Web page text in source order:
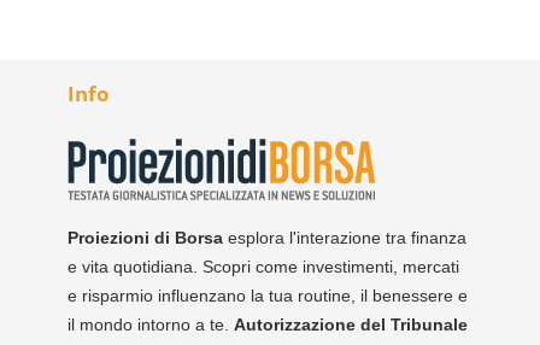
Info
Proiezioni di Borsa esplora l'interazione tra finanza
e vita quotidiana. Scopri come investimenti, mercati
e risparmio influenzano la tua routine, il benessere e
il mondo intorno a te. Autorizzazione del Tribunale